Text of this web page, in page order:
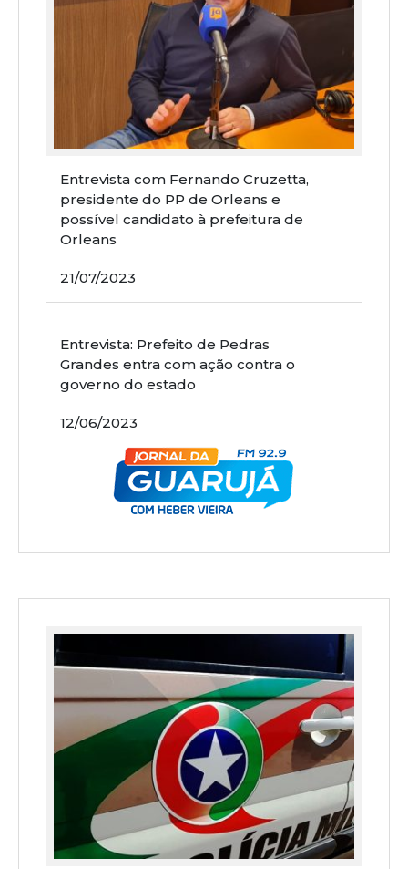
Entrevista com Fernando Cruzetta,
presidente do PP de Orleans e
possível candidato à prefeitura de
Orleans
21/07/2023
Entrevista: Prefeito de Pedras
Grandes entra com ação contra o
governo do estado
12/06/2023